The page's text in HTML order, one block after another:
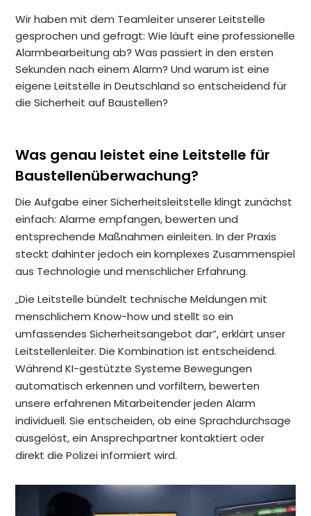
Wir haben mit dem Teamleiter unserer Leitstelle
gesprochen und gefragt: Wie läuft eine professionelle
Alarmbearbeitung ab? Was passiert in den ersten
Sekunden nach einem Alarm? Und warum ist eine
eigene Leitstelle in Deutschland so entscheidend für
die Sicherheit auf Baustellen?
Was genau leistet eine Leitstelle für
Baustellenüberwachung?
Die Aufgabe einer Sicherheitsleitstelle klingt zunächst
einfach: Alarme empfangen, bewerten und
entsprechende Maßnahmen einleiten. In der Praxis
steckt dahinter jedoch ein komplexes Zusammenspiel
aus Technologie und menschlicher Erfahrung.
„Die Leitstelle bündelt technische Meldungen mit
menschlichem Know-how und stellt so ein
umfassendes Sicherheitsangebot dar“, erklärt unser
Leitstellenleiter. Die Kombination ist entscheidend.
Während KI-gestützte Systeme Bewegungen
automatisch erkennen und vorfiltern, bewerten
unsere erfahrenen Mitarbeitender jeden Alarm
individuell. Sie entscheiden, ob eine Sprachdurchsage
ausgelöst, ein Ansprechpartner kontaktiert oder
direkt die Polizei informiert wird.